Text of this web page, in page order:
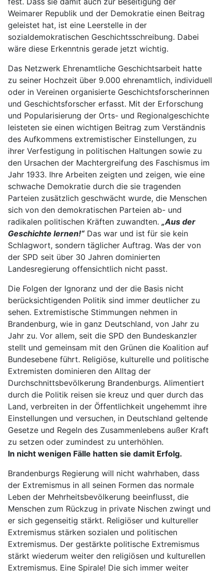
Weimarer Republik und der Demokratie einen Beitrag
geleistet hat, ist eine Leerstelle in der
sozialdemokratischen Geschichtsschreibung. Dabei
wäre diese Erkenntnis gerade jetzt wichtig.
Das Netzwerk Ehrenamtliche Geschichtsarbeit hatte
zu seiner Hochzeit über 9.000 ehrenamtlich, individuell
oder in Vereinen organisierte Geschichtsforscherinnen
und Geschichtsforscher erfasst. Mit der Erforschung
und Popularisierung der Orts- und Regionalgeschichte
leisteten sie einen wichtigen Beitrag zum Verständnis
des Aufkommens extremistischer Einstellungen, zu
ihrer Verfestigung in politischen Haltungen sowie zu
den Ursachen der Machtergreifung des Faschismus im
Jahr 1933. Ihre Arbeiten zeigten und zeigen, wie eine
schwache Demokratie durch die sie tragenden
Parteien zusätzlich geschwächt wurde, die Menschen
sich von den demokratischen Parteien ab- und
radikalen politischen Kräften zuwandten. „Aus der
Geschichte lernen!“Das war und ist für sie kein
Schlagwort, sondern täglicher Auftrag. Was der von
der SPD seit über 30 Jahren dominierten
Landesregierung offensichtlich nicht passt.
Die Folgen der Ignoranz und der die Basis nicht
berücksichtigenden Politik sind immer deutlicher zu
sehen. Extremistische Stimmungen nehmen in
Brandenburg, wie in ganz Deutschland, von Jahr zu
Jahr zu. Vor allem, seit die SPD den Bundeskanzler
stellt und gemeinsam mit den Grünen die Koalition auf
Bundesebene führt. Religiöse, kulturelle und politische
Extremisten dominieren den Alltag der
Durchschnittsbevölkerung Brandenburgs. Alimentiert
durch die Politik reisen sie kreuz und quer durch das
Land, verbreiten in der Öffentlichkeit ungehemmt ihre
Einstellungen und versuchen, in Deutschland geltende
Gesetze und Regeln des Zusammenlebens außer Kraft
zu setzen oder zumindest zu unterhöhlen.
In nicht wenigen Fälle hatten sie damit Erfolg.
Brandenburgs Regierung will nicht wahrhaben, dass
der Extremismus in all seinen Formen das normale
Leben der Mehrheitsbevölkerung beeinflusst, die
Menschen zum Rückzug in private Nischen zwingt und
er sich gegenseitig stärkt. Religiöser und kultureller
Extremismus stärken sozialen und politischen
Extremismus. Der gestärkte politische Extremismus
stärkt wiederum weiter den religiösen und kulturellen
Extremismus. Eine Spirale! Die sich immer weiter